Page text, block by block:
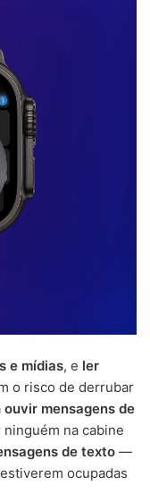
e mídias, e ler
o risco de derrubar
ouvir mensagens de
na cabine
de texto —
ocupadas